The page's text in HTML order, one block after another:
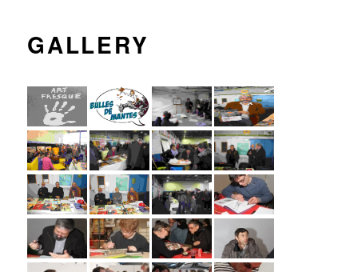
GALLERY